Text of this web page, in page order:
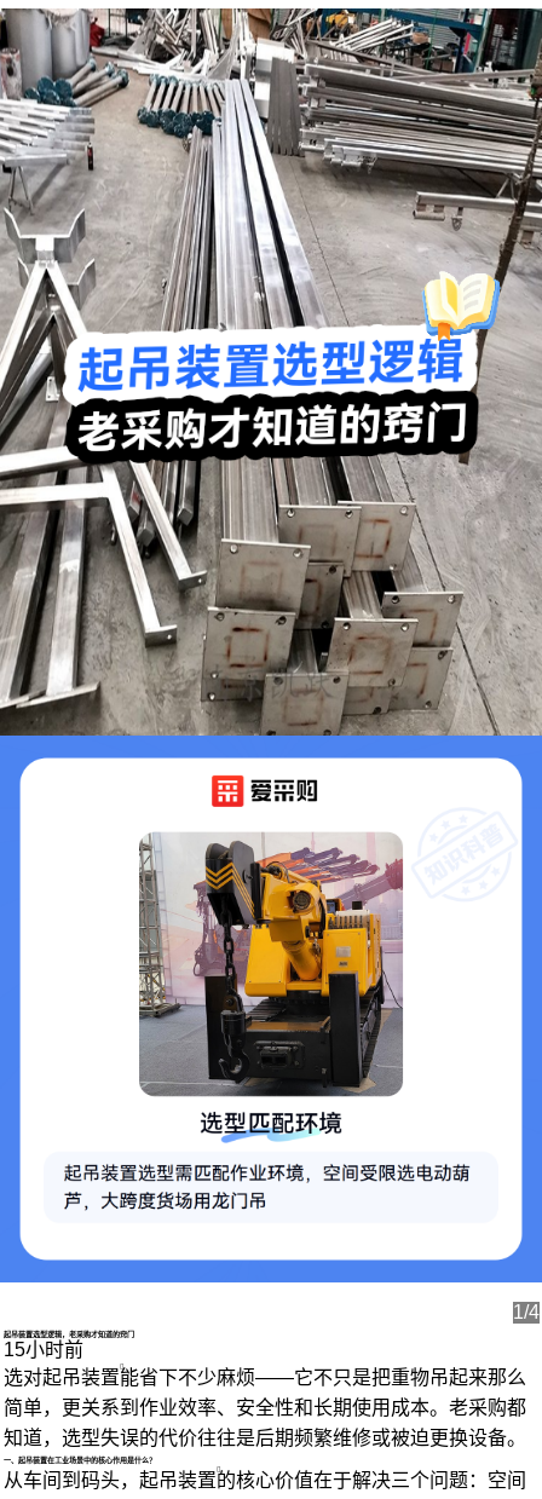
1/4
起吊装置选型逻辑，老采购才知道的窍门
15小时前
选对起吊装置能省下不少麻烦——它不只是把重物吊起来那么
简单，更关系到作业效率、安全性和长期使用成本。老采购都
知道，选型失误的代价往往是后期频繁维修或被迫更换设备。
一、起吊装置在工业场景中的核心作用是什么？
从车间到码头， 起吊装置的核心价值在于解决三个问题：空间